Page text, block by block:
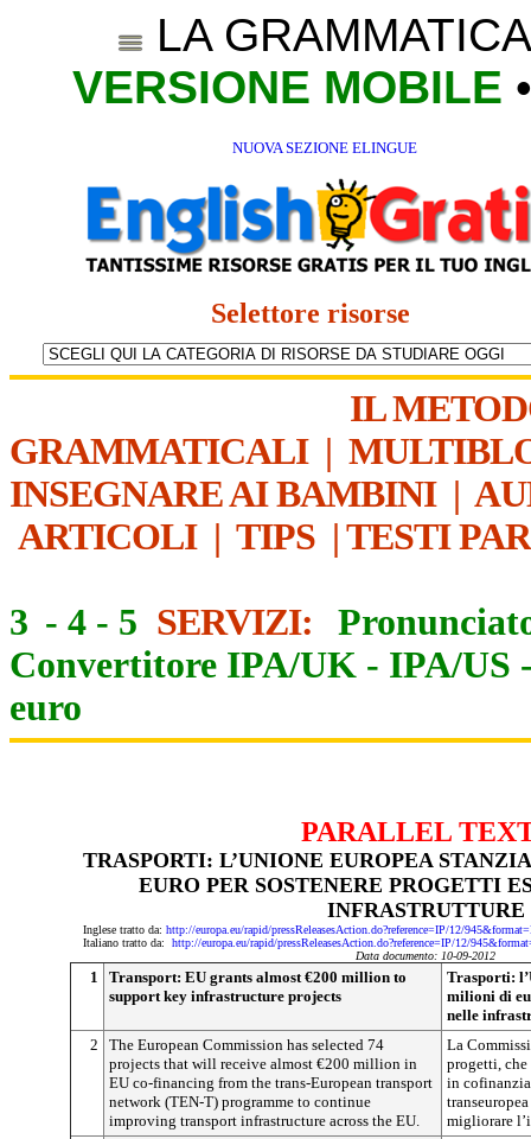
LA
VERSIONE MOBILE
NUOVA SEZIONE ELINGUE
Selettore risorse
IL
GRAMMATICALI|
INSEGNARE AI BAMBINI|
ARTICOLI| TIPS | TESTI
3 - 4 - 5 SERVIZI:
Convertitore IPA/UK - IPA/US
euro
PARALLEL
TRASPORTI: L’UNIONE EUROPEA
EURO PER SOSTENERE PROGETTI
INFRASTRUTTURE
Inglese tratto da: http://europa.eu/rapid/pressReleasesAction.do?reference=IP/12/
Italiano tratto da: http://europa.eu/rapid/pressReleasesAction.do?reference=IP/12/
Data documento: 10-09-2012
1
Transport: EU grants almost €200 million to
support key infrastructure projects
Trasporti:
milioni di
nelle
2
The European Commission has selected 74
projects that will receive almost €200 million in
EU co-financing from the trans-European transport
network (TEN-T) programme to continue
improving transport infrastructure across the EU.
La
progetti,
in
migliorare